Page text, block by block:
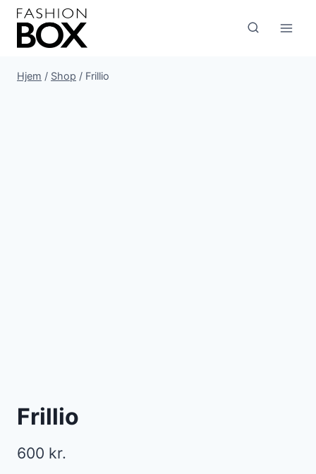
Fortsæt
indhold
Hjem / Shop / Frillio
Frillio
600 kr.